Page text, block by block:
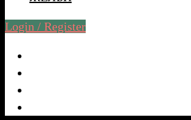
Login / Register